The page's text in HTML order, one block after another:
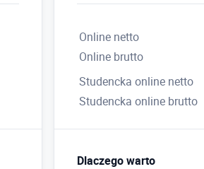
Online netto
Online brutto
Studencka online netto
Studencka online brutto
Dlaczego warto